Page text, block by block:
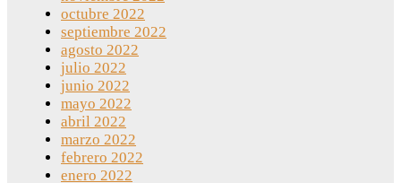
octubre 2022
septiembre 2022
agosto 2022
julio 2022
junio 2022
mayo 2022
abril 2022
marzo 2022
febrero 2022
enero 2022